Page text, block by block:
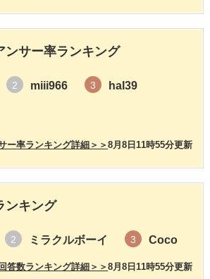
ンサー率ランキング
2 miii966 3 hal39
8月8日11時55分更新
ー率ランキング詳細＞＞
ンキング
2 ミラクルボーイ 3 Coco
8月8日11時55分更新
答数ランキング詳細＞＞